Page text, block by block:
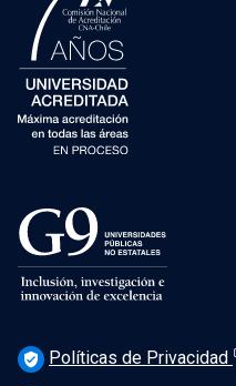
verified_user Políticas de Privacidad